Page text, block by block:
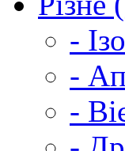
-
-
-